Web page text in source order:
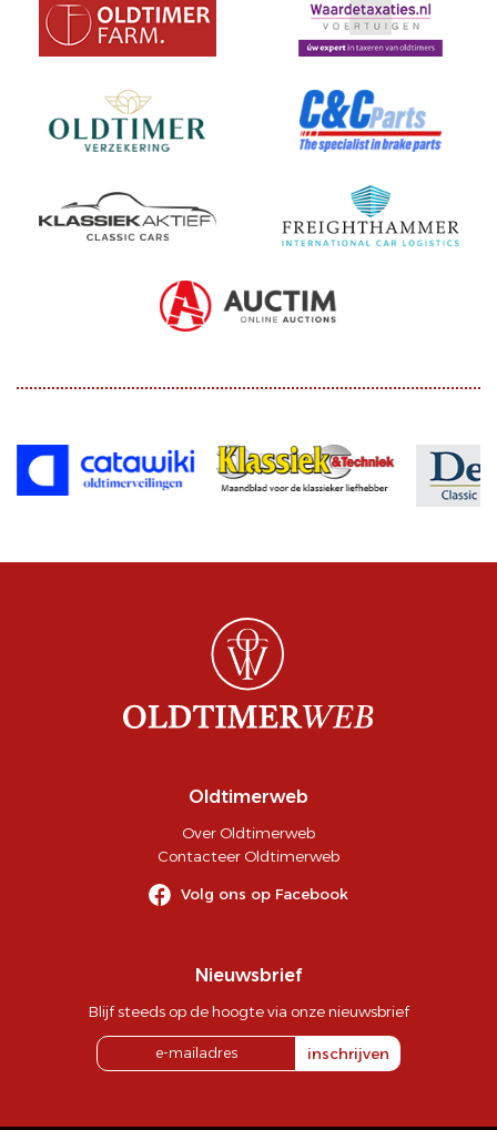
Oldtimerweb
Over Oldtimerweb
Contacteer Oldtimerweb
Volg ons op Facebook
Nieuwsbrief
Blijf steeds op de hoogte via onze nieuwsbrief
inschrijven